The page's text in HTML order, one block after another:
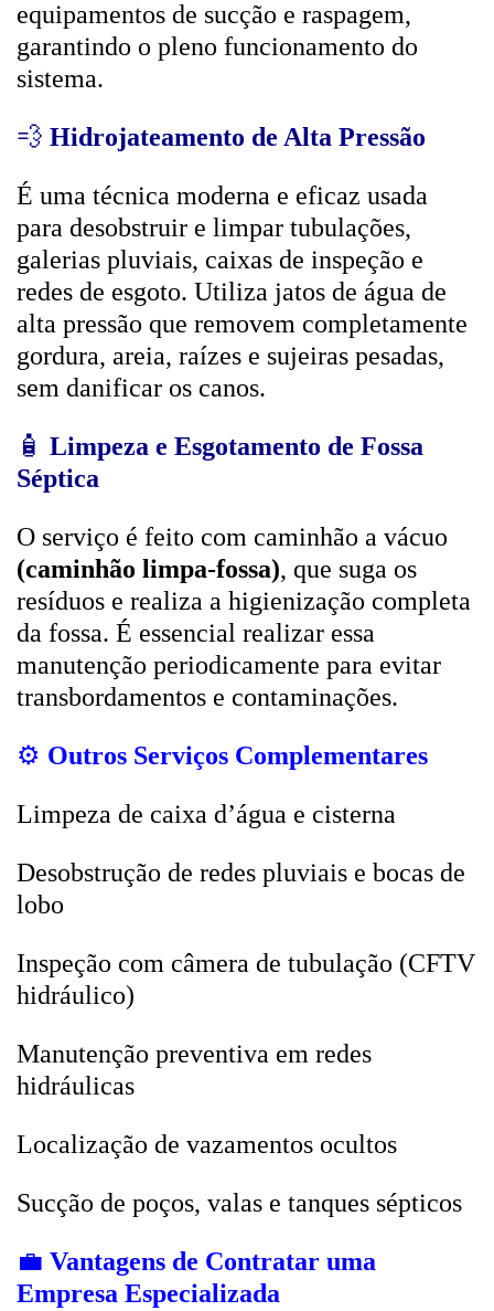
equipamentos de sucção e raspagem,
garantindo o pleno funcionamento do
sistema.
💨 Hidrojateamento de Alta Pressão
É uma técnica moderna e eficaz usada
para desobstruir e limpar tubulações,
galerias pluviais, caixas de inspeção e
redes de esgoto. Utiliza jatos de água de
alta pressão que removem completamente
gordura, areia, raízes e sujeiras pesadas,
sem danificar os canos.
🧴 Limpeza e Esgotamento de Fossa
Séptica
O serviço é feito com caminhão a vácuo
(caminhão limpa-fossa), que suga os
resíduos e realiza a higienização completa
da fossa. É essencial realizar essa
manutenção periodicamente para evitar
transbordamentos e contaminações.
⚙️ Outros Serviços Complementares
Limpeza de caixa d’água e cisterna
Desobstrução de redes pluviais e bocas de
lobo
Inspeção com câmera de tubulação (CFTV
hidráulico)
Manutenção preventiva em redes
hidráulicas
Localização de vazamentos ocultos
Sucção de poços, valas e tanques sépticos
💼 Vantagens de Contratar uma
Empresa Especializada